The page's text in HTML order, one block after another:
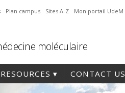
Plan campus Sites A-Z Mon portail UdeM
moléculaire
RESOURCES CONTACT US